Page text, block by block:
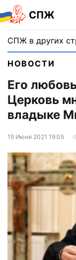
СПЖ
СПЖ в других
НОВОСТИ
Его
Церковь
владыке
19 Июня 2021 19:05